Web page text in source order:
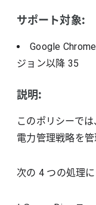
サポート対象:
Google
ジョン以降 35
説明:
このポリシーで
電力管理戦略を管
次の 4 つの処理に